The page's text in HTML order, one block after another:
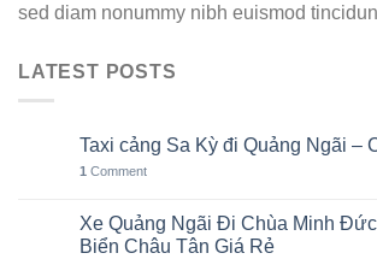
sed diam nonummy nibh euismod
LATEST POSTS
Taxi cảng Sa Kỳ đi Quảng Ngãi –
1 Comment
Xe Quảng Ngãi Đi Chùa Minh
Biển Châu Tân Giá Rẻ